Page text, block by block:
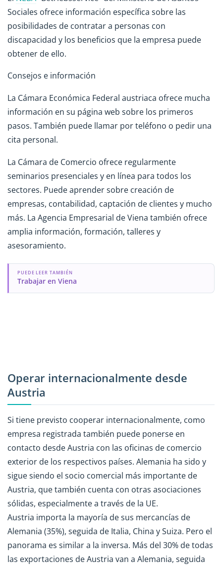
Sociales ofrece información específica sobre las
posibilidades de contratar a personas con
discapacidad y los beneficios que la empresa puede
obtener de ello.
Consejos e información
La Cámara Económica Federal austriaca ofrece mucha
información en su página web sobre los primeros
pasos. También puede llamar por teléfono o pedir una
cita personal.
La Cámara de Comercio ofrece regularmente
seminarios presenciales y en línea para todos los
sectores. Puede aprender sobre creación de
empresas, contabilidad, captación de clientes y mucho
más. La Agencia Empresarial de Viena también ofrece
amplia información, formación, talleres y
asesoramiento.
PUEDE LEER TAMBIÉN
Trabajar en Viena
Operar internacionalmente desde
Austria
Si tiene previsto cooperar internacionalmente, como
empresa registrada también puede ponerse en
contacto desde Austria con las oficinas de comercio
exterior de los respectivos países. Alemania ha sido y
sigue siendo el socio comercial más importante de
Austria, que también cuenta con otras asociaciones
sólidas, especialmente a través de la UE.
Austria importa la mayoría de sus mercancías de
Alemania (35%), seguida de Italia, China y Suiza. Pero el
panorama es similar a la inversa. Más del 30% de todas
las exportaciones de Austria van a Alemania, seguida